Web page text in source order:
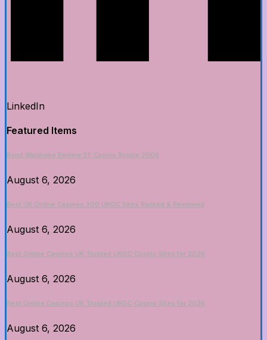
LinkedIn
Featured Items
Bond Wardrobe Review 21: Casino Royale 2006
August 6, 2026
Best UK Online Casinos 200 UKGC Sites Ranked & Reviewed
August 6, 2026
Best Online Casinos UK Trusted UKGC Casino Sites for 2026
August 6, 2026
Best Online Casinos UK Trusted UKGC Casino Sites for 2026
August 6, 2026